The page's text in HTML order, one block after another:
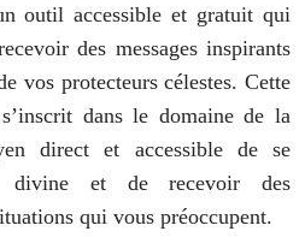
outil accessible et gratuit qui
des messages inspirants
vos protecteurs célestes. Cette
dans le domaine de la
direct et accessible de se
divine et de recevoir des
qui vous préoccupent.